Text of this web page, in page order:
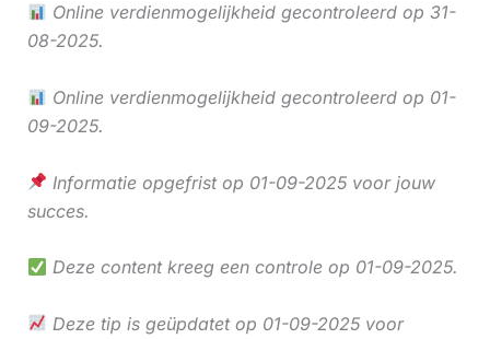
Online verdienmogelijkheid gecontroleerd op 31-
08-2025.
Online verdienmogelijkheid gecontroleerd op 01-
09-2025.
Informatie opgefrist op 01-09-2025 voor jouw
succes.
Deze content kreeg een controle op 01-09-2025.
Deze tip is geüpdatet op 01-09-2025 voor